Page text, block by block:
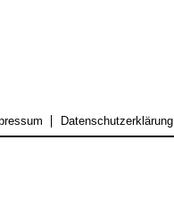
Datenschutzerklärung